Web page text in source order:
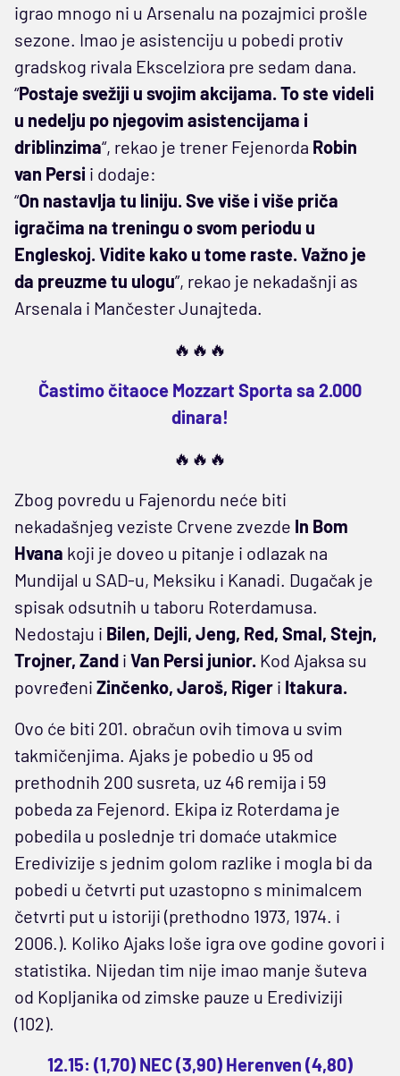
igrao mnogo ni u Arsenalu na pozajmici prošle
sezone. Imao je asistenciju u pobedi protiv
gradskog rivala Ekscelziora pre sedam dana.
“Postaje svežiji u svojim akcijama. To ste videli
u nedelju po njegovim asistencijama i
driblinzima“, rekao je trener Fejenorda Robin
van Persi i dodaje:
“On nastavlja tu liniju. Sve više i više priča
igračima na treningu o svom periodu u
Engleskoj. Vidite kako u tome raste. Važno je
da preuzme tu ulogu”, rekao je nekadašnji as
Arsenala i Mančester Junajteda.
🔥🔥🔥
Častimo čitaoce Mozzart Sporta sa 2.000
dinara!
🔥🔥🔥
Zbog povredu u Fajenordu neće biti
nekadašnjeg veziste Crvene zvezde In Bom
Hvana koji je doveo u pitanje i odlazak na
Mundijal u SAD-u, Meksiku i Kanadi. Dugačak je
spisak odsutnih u taboru Roterdamusa.
Nedostaju i Bilen, Dejli, Jeng, Red, Smal, Stejn,
Trojner, Zand i Van Persi junior. Kod Ajaksa su
povređeni Zinčenko, Jaroš, Riger i Itakura.
Ovo će biti 201. obračun ovih timova u svim
takmičenjima. Ajaks je pobedio u 95 od
prethodnih 200 susreta, uz 46 remija i 59
pobeda za Fejenord. Ekipa iz Roterdama je
pobedila u poslednje tri domaće utakmice
Eredivizije s jednim golom razlike i mogla bi da
pobedi u četvrti put uzastopno s minimalcem
četvrti put u istoriji (prethodno 1973, 1974. i
2006.). Koliko Ajaks loše igra ove godine govori i
statistika. Nijedan tim nije imao manje šuteva
od Kopljanika od zimske pauze u Erediviziji
(102).
12.15: (1,70) NEC (3,90) Herenven (4,80)